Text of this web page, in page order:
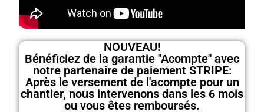
NOUVEAU!
Bénéficiez de la garantie "Acompte" avec
notre partenaire de paiement STRIPE:
Après le versement de l'acompte pour un
chantier, nous intervenons dans les 6 mois
ou vous êtes remboursés.